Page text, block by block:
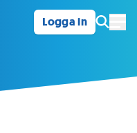
Logga in